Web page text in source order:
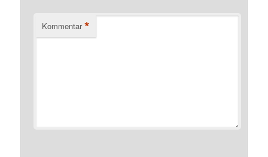
Kommentar *